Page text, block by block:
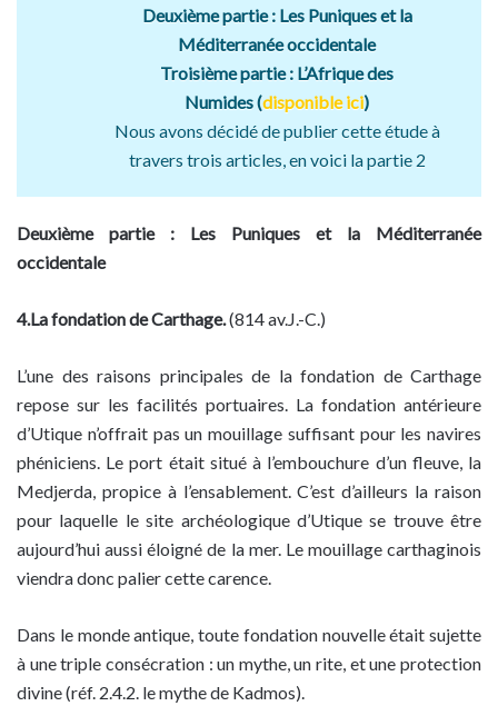
Deuxième partie : Les Puniques et la
Méditerranée occidentale
Troisième partie : L’Afrique des
Numides (disponible ici)
Nous avons décidé de publier cette étude à
travers trois articles, en voici la partie 2
Deuxième partie : Les Puniques et la Méditerranée
occidentale
4.La fondation de Carthage.(814 av.J.-C.)
L’une des raisons principales de la fondation de Carthage
repose sur les facilités portuaires. La fondation antérieure
d’Utique n’offrait pas un mouillage suffisant pour les navires
phéniciens. Le port était situé à l’embouchure d’un fleuve, la
Medjerda, propice à l’ensablement. C’est d’ailleurs la raison
pour laquelle le site archéologique d’Utique se trouve être
aujourd’hui aussi éloigné de la mer. Le mouillage carthaginois
viendra donc palier cette carence.
Dans le monde antique, toute fondation nouvelle était sujette
à une triple consécration : un mythe, un rite, et une protection
divine (réf. 2.4.2. le mythe de Kadmos).